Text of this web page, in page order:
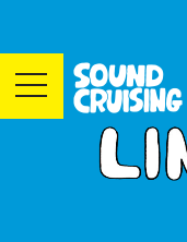
toggle
navigation